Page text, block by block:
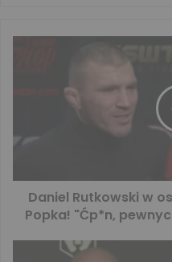
Daniel Rutkowski w
Popka! "Ćp*n,